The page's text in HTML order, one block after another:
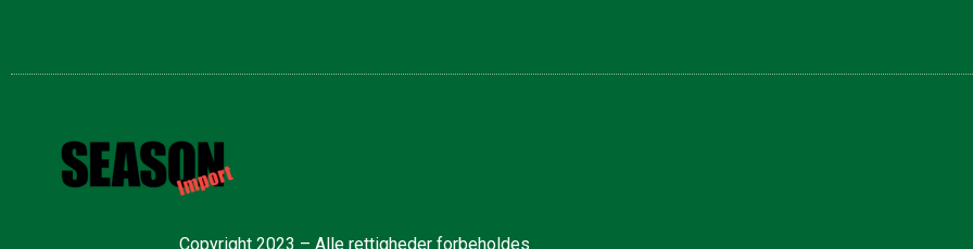
Copyright 2023 – Alle rettigheder forbeholdes